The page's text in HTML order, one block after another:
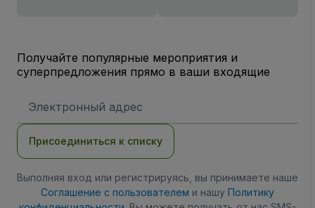
Получайте популярные мероприятия и
суперпредложения прямо в ваши входящие
электронной
Присоединиться к списку
Выполняя вход или регистрируясь, вы принимаете наше
Соглашение с пользователем и нашу Политику